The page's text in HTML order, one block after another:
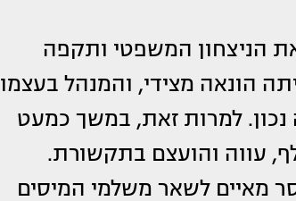
הניצחון המשפטי ותקפה
הונאה מצידי, והמנהל בעצמו
נכון. למרות זאת, במשך כמעט
עווה והועצם בתקשורת.
מאיים לשאר משלמי המיסים